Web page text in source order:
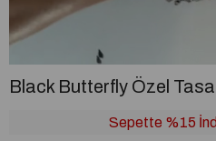
Black Butterfly Özel
Sepette %15